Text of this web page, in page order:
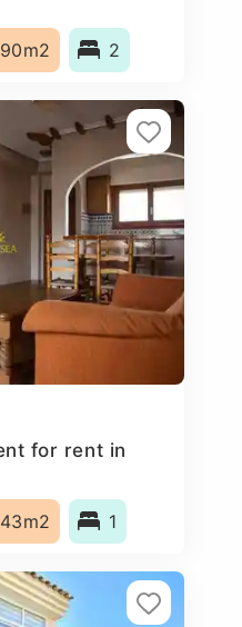
90m2 2
for rent in
43m2 1